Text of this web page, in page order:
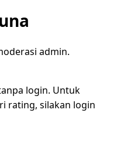
admin.
login. Untuk
rating, silakan login